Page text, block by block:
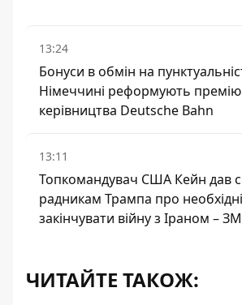
13:24
Бонуси в обмін на
Німеччині реформують
керівництва Deutsche Bahn
13:11
Топкомандувач США Кейн дав
радникам Трампа про
закінчувати війну з Іраном –
ЧИТАЙТЕ ТАКОЖ: